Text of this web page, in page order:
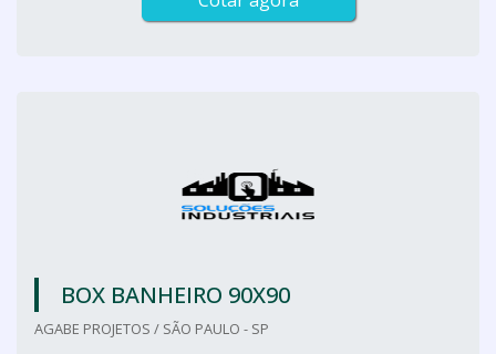
BOX BANHEIRO 90X90
AGABE PROJETOS / SÃO PAULO - SP